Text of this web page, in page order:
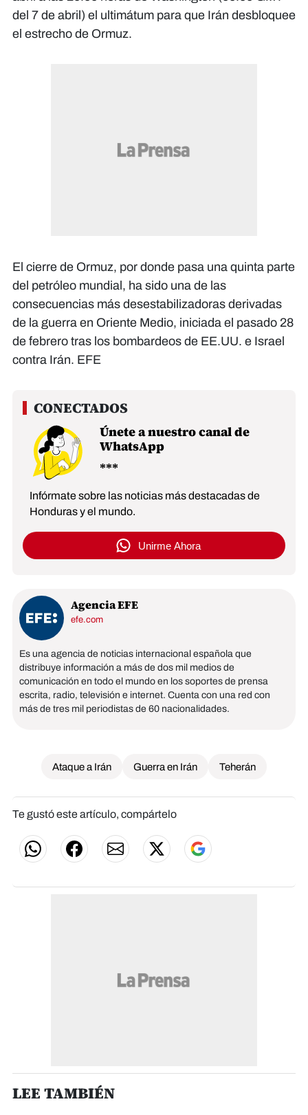
del 7 de abril) el ultimátum para que Irán desbloquee
el estrecho de Ormuz.
El cierre de Ormuz, por donde pasa una quinta parte
del petróleo mundial, ha sido una de las
consecuencias más desestabilizadoras derivadas
de la guerra en Oriente Medio, iniciada el pasado 28
de febrero tras los bombardeos de EE.UU. e Israel
contra Irán. EFE
Únete a nuestro canal de
WhatsApp
Infórmate sobre las noticias más destacadas de
Honduras y el mundo.
Unirme Ahora
Agencia EFE
efe.com
Es una agencia de noticias internacional española que
distribuye información a más de dos mil medios de
comunicación en todo el mundo en los soportes de prensa
escrita, radio, televisión e internet. Cuenta con una red con
más de tres mil periodistas de 60 nacionalidades.
Ataque a Irán Guerra en Irán Teherán
Te gustó este artículo, compártelo
LEE TAMBIÉN